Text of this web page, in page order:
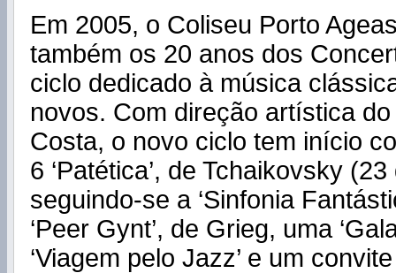
Em 2005, o Coliseu Porto
também os 20 anos dos
ciclo dedicado à música
novos. Com direção artística
Costa, o novo ciclo tem início
6 ‘Patética’, de Tchaikovsky
seguindo-se a ‘Sinfonia
‘Peer Gynt’, de Grieg, uma
‘Viagem pelo Jazz’ e um